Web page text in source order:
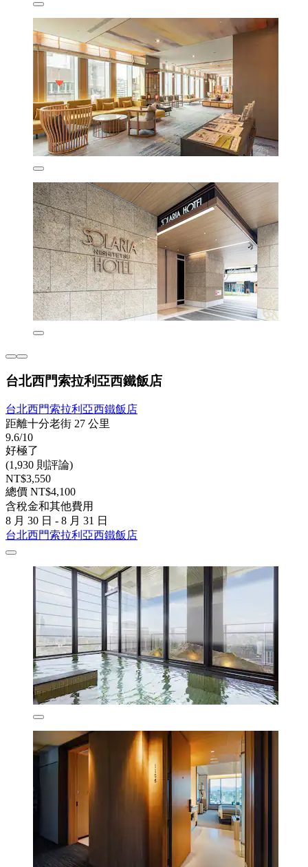
台北西門索拉利亞西鐵飯店
台北西門索拉利亞西鐵飯店
距離十分老街 27 公里
9.6/10
好極了
(1,930 則評論)
NT$3,550
總價 NT$4,100
含稅金和其他費用
8 月 30 日 - 8 月 31 日
台北西門索拉利亞西鐵飯店